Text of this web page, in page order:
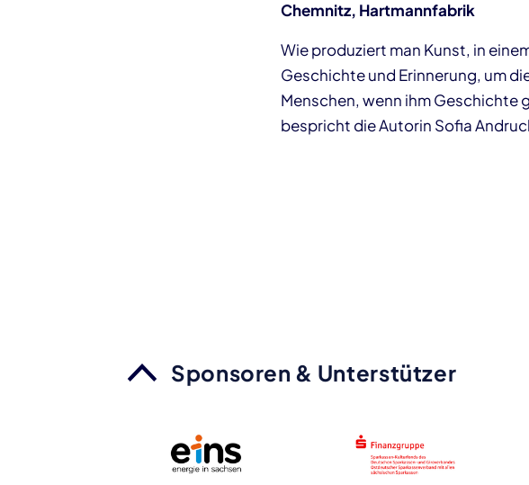
Chemnitz, Hartmannfabrik
Wie produziert man Kunst, in
Geschichte und Erinnerung, um
Menschen, wenn ihm Geschichte
bespricht die Autorin Sofia
Sponsoren & Unterstützer